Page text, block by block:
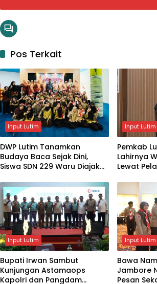
Pos Terkait
Input Lutim
DWP Lutim Tanamkan
Budaya Baca Sejak Dini,
Siswa SDN 229 Waru Diajak
Input Lutim
Pemkab
Lahirnya
Lewat
Input Lutim
Bupati Irwan Sambut
Kunjungan Astamaops
Kapolri dan Pangdam
Input Lutim
Bawa
Jambore
Pesan